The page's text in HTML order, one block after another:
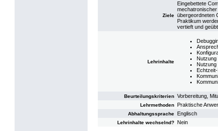
Ziele
Eingebettete
übergeordneten
Praktikum
vertieft und
Lehrinhalte
Nutzung
Nutzung
Beurteilungskriterien Vorbereitung,
Lehrmethoden Praktische
Abhaltungssprache Englisch
Lehrinhalte wechselnd? Nein